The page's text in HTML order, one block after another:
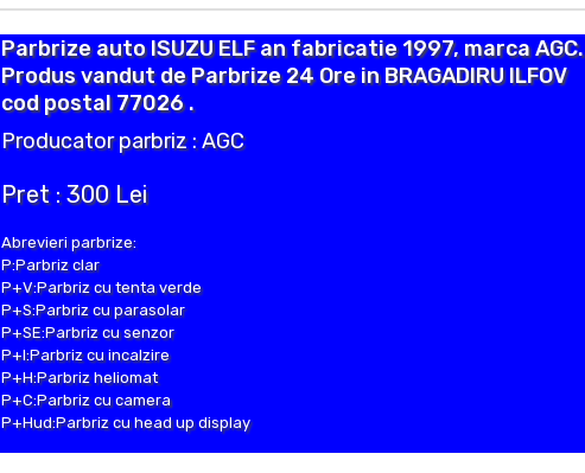
Parbrize auto ISUZU ELF an fabricatie 1997, marca AGC.
Produs vandut de Parbrize 24 Ore in BRAGADIRU ILFOV
cod postal 77026 .
Producator parbriz : AGC
Pret : 300 Lei
Abrevieri parbrize:
P:Parbriz clar
P+V:Parbriz cu tenta verde
P+S:Parbriz cu parasolar
P+SE:Parbriz cu senzor
P+I:Parbriz cu incalzire
P+H:Parbriz heliomat
P+C:Parbriz cu camera
P+Hud:Parbriz cu head up display